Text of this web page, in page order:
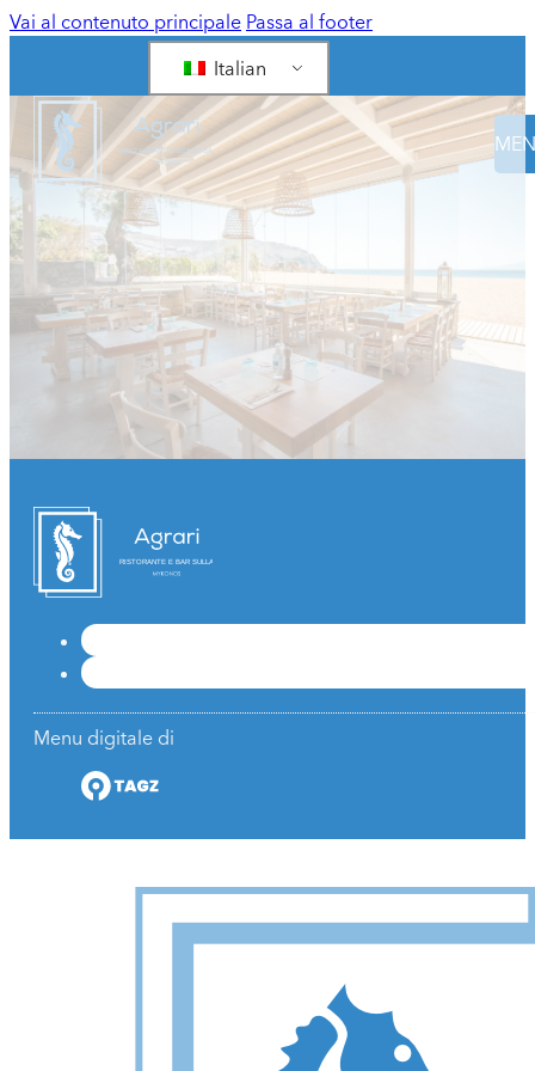
Vai al contenuto principale Passa al footer
Italian
RISTORANTE E BAR SULLA SPIAGGIA
Menu digitale di